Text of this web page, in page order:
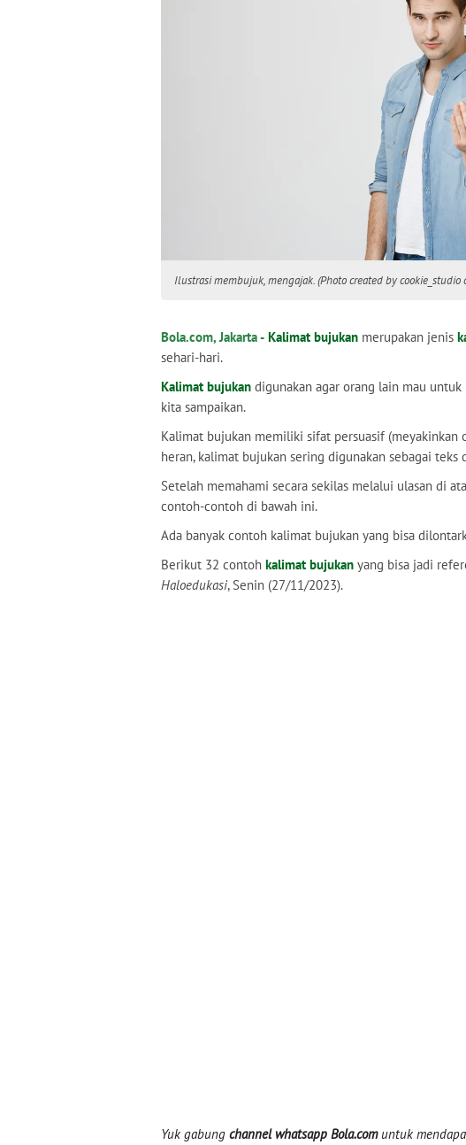
Ilustrasi membujuk, mengajak. (Photo created by
Bola.com, Jakarta - Kalimat bujukan merupakan jenis
sehari-hari.
Kalimat bujukan digunakan agar orang lain mau
kita sampaikan.
Kalimat bujukan memiliki sifat persuasif (meyakinkan
heran, kalimat bujukan sering digunakan sebagai
Setelah memahami secara sekilas melalui ulasan di
contoh-contoh di bawah ini.
Ada banyak contoh kalimat bujukan yang bisa
Berikut 32 contoh kalimat bujukan yang bisa jadi
Haloedukasi, Senin (27/11/2023).
Yuk gabung channel whatsapp Bola.comuntuk